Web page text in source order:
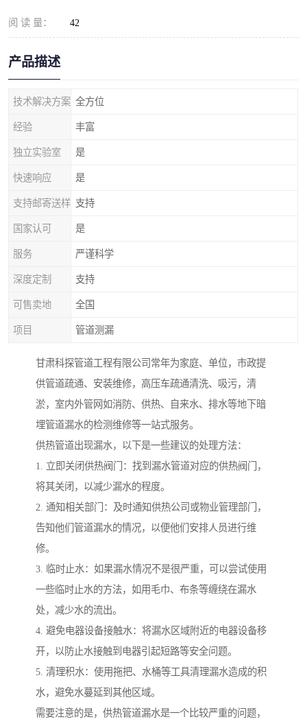
阅 读 量： 42
产品描述
技术解决方案 全方位
经验 丰富
独立实验室 是
快速响应 是
支持邮寄送样 支持
国家认可 是
服务 严谨科学
深度定制 支持
可售卖地 全国
项目 管道测漏
甘肃科探管道工程有限公司常年为家庭、单位，市政提
供管道疏通、安装维修，高压车疏通清洗、吸污，清
淤，室内外管网如消防、供热、自来水、排水等地下暗
埋管道漏水的检测维修等一站式服务。
供热管道出现漏水，以下是一些建议的处理方法：
1. 立即关闭供热阀门：找到漏水管道对应的供热阀门，
将其关闭，以减少漏水的程度。
2. 通知相关部门：及时通知供热公司或物业管理部门，
告知他们管道漏水的情况，以便他们安排人员进行维
修。
3. 临时止水：如果漏水情况不是很严重，可以尝试使用
一些临时止水的方法，如用毛巾、布条等缠绕在漏水
处，减少水的流出。
4. 避免电器设备接触水：将漏水区域附近的电器设备移
开，以防止水接触到电器引起短路等安全问题。
5. 清理积水：使用拖把、水桶等工具清理漏水造成的积
水，避免水蔓延到其他区域。
需要注意的是，供热管道漏水是一个比较严重的问题，